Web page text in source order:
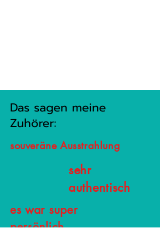
Das sagen meine
Zuhörer:
souveräne Ausstrahlung
sehr
authentisch
es war super
persönlich